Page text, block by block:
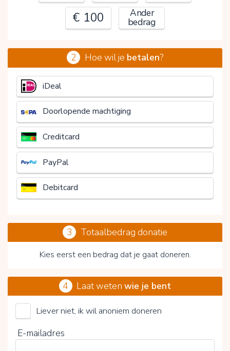
€ 100
Ander
bedrag
€
2 Hoe wil je betalen?
iDeal
Doorlopende machtiging
Creditcard
PayPal
Debitcard
3 Totaalbedrag donatie
Kies eerst een bedrag dat je gaat doneren.
ALS Nederland (Stichting)
4 Laat wetenwie je bent
Liever niet, ik wil anoniem doneren
E-mailadres